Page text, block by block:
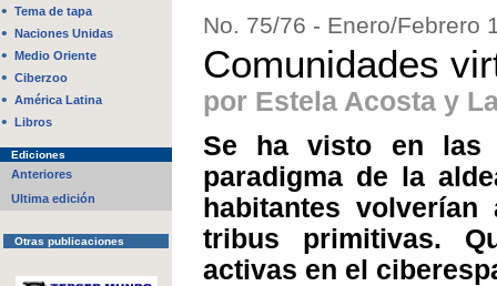
• Tema de tapa
• Naciones Unidas
• Medio Oriente
• Ciberzoo
• América Latina
• Libros
Ediciones
Anteriores
Ultima edición
Otras publicaciones
No. 75/76 - Enero/Febrero
Comunidades
por Estela Acosta y
Se ha visto en las
paradigma de la
habitantes
tribus primitivas.
activas en el